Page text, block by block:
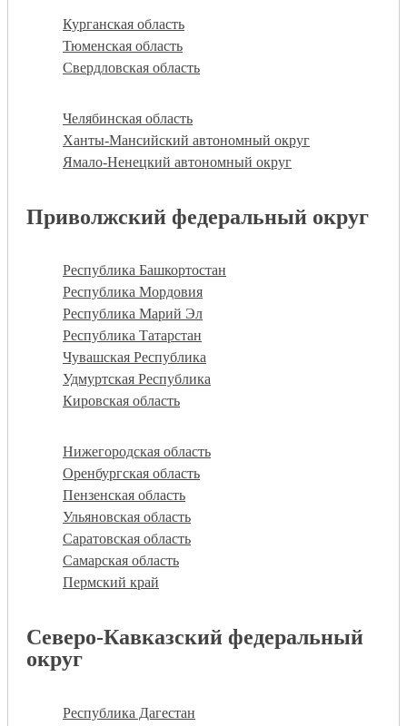
Курганская область
Тюменская область
Свердловская область
Челябинская область
Ханты-Мансийский автономный округ
Ямало-Ненецкий автономный округ
Приволжский федеральный округ
Республика Башкортостан
Республика Мордовия
Республика Марий Эл
Республика Татарстан
Чувашская Республика
Удмуртская Республика
Кировская область
Нижегородская область
Оренбургская область
Пензенская область
Ульяновская область
Саратовская область
Самарская область
Пермский край
Северо-Кавказский федеральный
округ
Республика Дагестан